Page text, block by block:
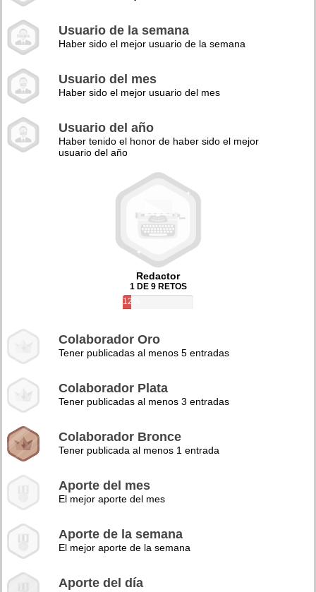
Usuario de la semana
Haber sido el mejor usuario de la semana
Usuario del mes
Haber sido el mejor usuario del mes
Usuario del año
Haber tenido el honor de haber sido el mejor
usuario del año
Redactor
1 DE 9 RETOS
12%
Colaborador Oro
Tener publicadas al menos 5 entradas
Colaborador Plata
Tener publicadas al menos 3 entradas
Colaborador Bronce
Tener publicada al menos 1 entrada
Aporte del mes
El mejor aporte del mes
Aporte de la semana
El mejor aporte de la semana
Aporte del día